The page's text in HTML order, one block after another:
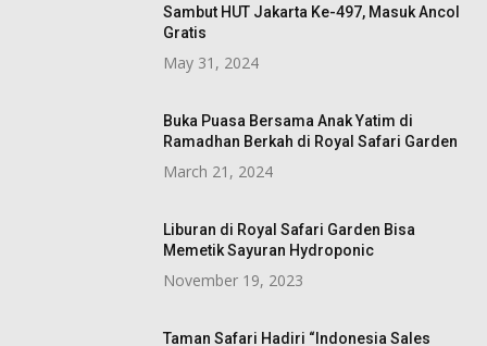
Sambut HUT Jakarta Ke-497, Masuk Ancol
Gratis
May 31, 2024
Buka Puasa Bersama Anak Yatim di
Ramadhan Berkah di Royal Safari Garden
March 21, 2024
Liburan di Royal Safari Garden Bisa
Memetik Sayuran Hydroponic
November 19, 2023
Taman Safari Hadiri “Indonesia Sales